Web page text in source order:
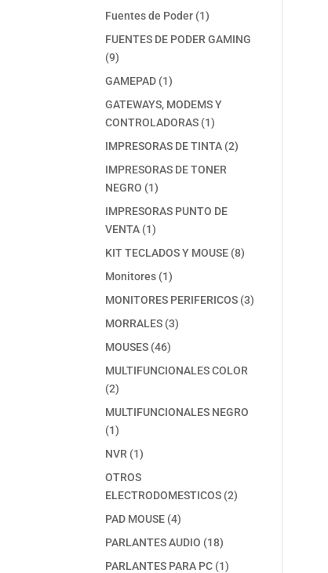
Fuentes de Poder 11
producto
FUENTES DE PODER GAMING
99
productos
GAMEPAD 11
producto
GATEWAYS, MODEMS Y
CONTROLADORAS 11
producto
IMPRESORAS DE TINTA 22
IMPRESORAS DE TONER
NEGRO
11
producto
IMPRESORAS PUNTO DE
VENTA 11
producto
KIT TECLADOS Y MOUSE 88
Monitores 11
producto
MONITORES PERIFERICOS 33
MORRALES 33
MOUSES 4646
productos
MULTIFUNCIONALES COLOR
22
productos
MULTIFUNCIONALES NEGRO
11
producto
NVR 11
producto
OTROS
ELECTRODOMESTICOS 22
PAD MOUSE 44
productos
PARLANTES AUDIO 1818
productos
PARLANTES PARA PC 11